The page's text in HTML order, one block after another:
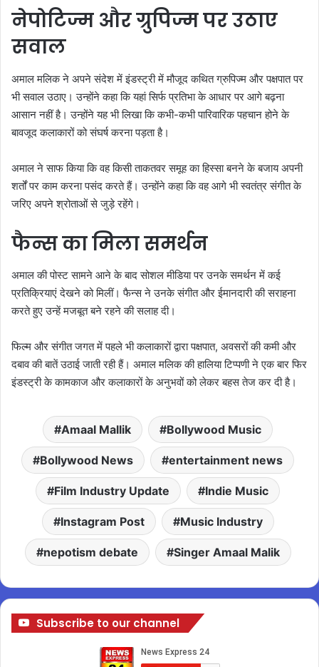
नेपोटिज्म और ग्रुपिज्म पर उठाए
सवाल
अमाल मलिक ने अपने संदेश में इंडस्ट्री में मौजूद कथित ग्रुपिज्म और पक्षपात पर
भी सवाल उठाए। उन्होंने कहा कि यहां सिर्फ प्रतिभा के आधार पर आगे बढ़ना
आसान नहीं है। उन्होंने यह भी लिखा कि कभी-कभी पारिवारिक पहचान होने के
बावजूद कलाकारों को संघर्ष करना पड़ता है।
अमाल ने साफ किया कि वह किसी ताकतवर समूह का हिस्सा बनने के बजाय अपनी
शर्तों पर काम करना पसंद करते हैं। उन्होंने कहा कि वह आगे भी स्वतंत्र संगीत के
जरिए अपने श्रोताओं से जुड़े रहेंगे।
फैन्स का मिला समर्थन
अमाल की पोस्ट सामने आने के बाद सोशल मीडिया पर उनके समर्थन में कई
प्रतिक्रियाएं देखने को मिलीं। फैन्स ने उनके संगीत और ईमानदारी की सराहना
करते हुए उन्हें मजबूत बने रहने की सलाह दी।
फिल्म और संगीत जगत में पहले भी कलाकारों द्वारा पक्षपात, अवसरों की कमी और
दबाव की बातें उठाई जाती रही हैं। अमाल मलिक की हालिया टिप्पणी ने एक बार फिर
इंडस्ट्री के कामकाज और कलाकारों के अनुभवों को लेकर बहस तेज कर दी है।
Amaal Mallik Bollywood Music
Bollywood News entertainment news
Film Industry Update Indie Music
Instagram Post Music Industry
nepotism debate Singer Amaal Malik
Subscribe to our channel